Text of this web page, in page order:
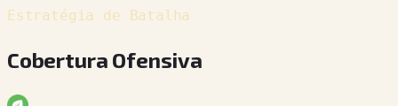
Estratégia de Batalha
Cobertura Ofensiva